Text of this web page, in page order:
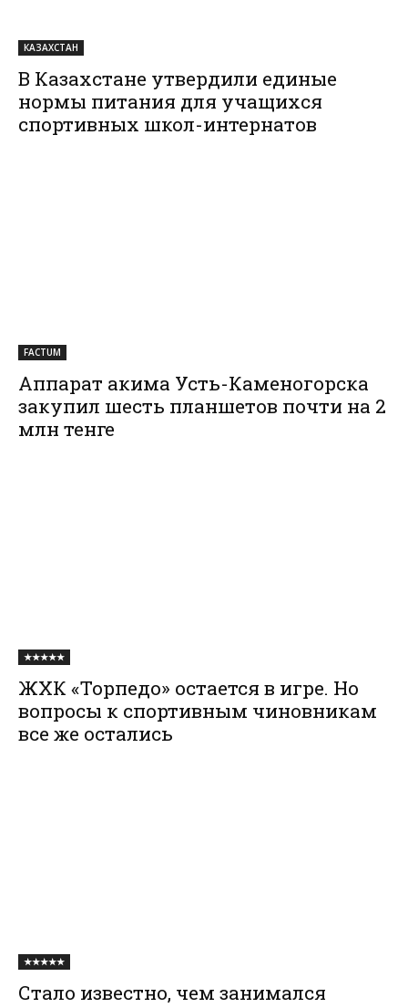
КАЗАХСТАН
В Казахстане утвердили единые
нормы питания для учащихся
спортивных школ-интернатов
FACTUM
Аппарат акима Усть-Каменогорска
закупил шесть планшетов почти на 2
млн тенге
★★★★★
ЖХК «Торпедо» остается в игре. Но
вопросы к спортивным чиновникам
все же остались
★★★★★
Стало известно, чем занимался